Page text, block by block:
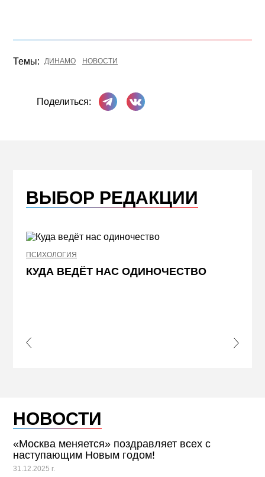
Темы: ДИНАМО НОВОСТИ
Поделиться:
Поделиться в Телеграме
Поделиться ВКонтакте
ВЫБОР РЕДАКЦИИ
ПСИХОЛОГИЯ
КУДА ВЕДЁТ НАС ОДИНОЧЕСТВО
Slide
Next
НОВОСТИ
«Москва меняется» поздравляет всех с
наступающим Новым годом!
31.12.2025 г.